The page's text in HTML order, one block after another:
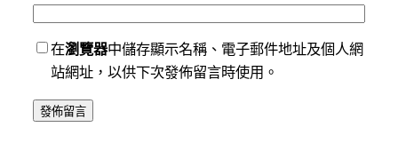
在瀏覽器中儲存顯示名稱、電子郵件地址及個人網
站網址，以供下次發佈留言時使用。